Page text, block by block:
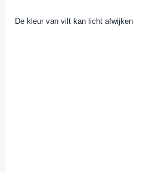
De kleur van vilt kan licht afwijken